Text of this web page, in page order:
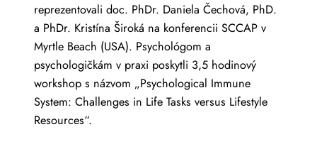
reprezentovali doc. PhDr. Daniela Čechová, PhD.
a PhDr. Kristína Široká na konferencii SCCAP v
Myrtle Beach (USA). Psychológom a
psychologičkám v praxi poskytli 3,5 hodinový
workshop s názvom „Psychological Immune
System: Challenges in Life Tasks versus Lifestyle
Resources“.